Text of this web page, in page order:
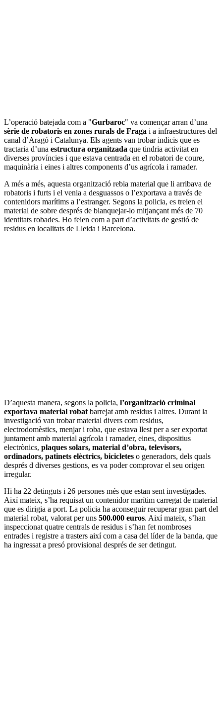
L’operació batejada com a "Gurbaroc" va començar arran d’una
sèrie de robatoris en zones rurals de Fraga i a infraestructures del
canal d’Aragó i Catalunya. Els agents van trobar indicis que es
tractaria d’una estructura organitzada que tindria activitat en
diverses províncies i que estava centrada en el robatori de coure,
maquinària i eines i altres components d’us agrícola i ramader.
A més a més, aquesta organització rebia material que li arribava de
robatoris i furts i el venia a desguassos o l’exportava a través de
contenidors marítims a l’estranger. Segons la policia, es treien el
material de sobre després de blanquejar-lo mitjançant més de 70
identitats robades. Ho feien com a part d’activitats de gestió de
residus en localitats de Lleida i Barcelona.
D’aquesta manera, segons la policia, l’organització criminal
exportava material robat barrejat amb residus i altres. Durant la
investigació van trobar material divers com residus,
electrodomèstics, menjar i roba, que estava llest per a ser exportat
juntament amb material agrícola i ramader, eines, dispositius
electrònics, plaques solars, material d’obra, televisors,
ordinadors, patinets elèctrics, bicicletes o generadors, dels quals
després d diverses gestions, es va poder comprovar el seu origen
irregular.
Hi ha 22 detinguts i 26 persones més que estan sent investigades.
Així mateix, s’ha requisat un contenidor marítim carregat de material
que es dirigia a port. La policia ha aconseguir recuperar gran part del
material robat, valorat per uns 500.000 euros. Així mateix, s’han
inspeccionat quatre centrals de residus i s’han fet nombroses
entrades i registre a trasters així com a casa del líder de la banda, que
ha ingressat a presó provisional després de ser detingut.